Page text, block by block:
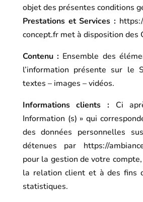
objet des présentes conditions
Prestations et Services :
concept.frmet à disposition des
Contenu : Ensemble des
l’information présente sur le
textes – images – vidéos.
Informations clients :Ci
Information (s) » qui
des données personnelles
détenues par https://
pour la gestion de votre
la relation client et à des fins
statistiques.